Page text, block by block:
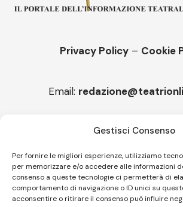
Gestisci Consenso
Per fornire le migliori esperienze, utilizziamo
per memorizzare e/o accedere alle informazioni
consenso a queste tecnologie ci permetterà di
comportamento di navigazione o ID unici su
acconsentire o ritirare il consenso può influire
Privacy Policy – Cookie
Email:
“Armonie d’arte” attende Joey